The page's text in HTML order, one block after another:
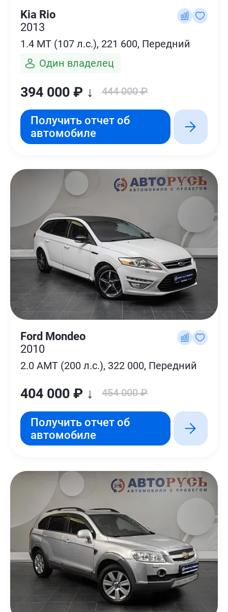
Kia Rio
2013
1.4 MT (107 л.с.), 221 600, Передний
Один владелец
394 000 ₽ ↓ 444 000 ₽
Получить отчет об
автомобиле
Ford Mondeo
2010
2.0 AMT (200 л.с.), 322 000, Передний
404 000 ₽ ↓ 454 000 ₽
Получить отчет об
автомобиле